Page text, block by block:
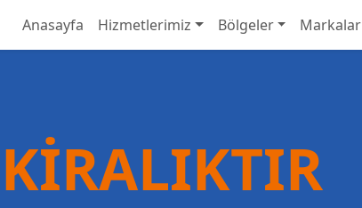
Anasayfa Hizmetlerimiz Bölgeler Markalar
KİRALIKTIR